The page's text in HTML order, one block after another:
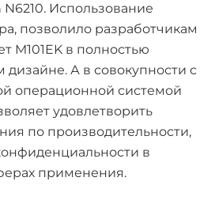
Использование
позволило разработчикам
M101EK в полностью
дизайне. А в совокупности с
операционной системой
удовлетворить
по производительности,
в
применения.